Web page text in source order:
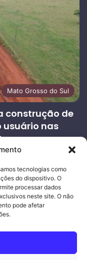
tecnologias como
do dispositivo. O
processar dados
neste site. O não
pode afetar
Mato Grosso do Sul
construção de
usuário nas
Web